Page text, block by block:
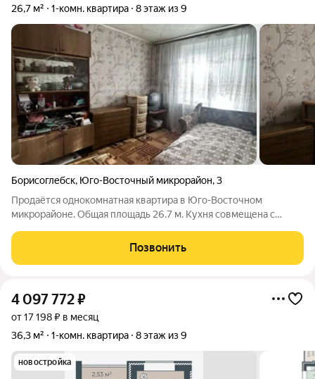
26,7 м² 1-комн. квартира 8 этаж из 9
Борисоглебск, Юго-Восточный микрорайон,3
Продаётся однокомнатная квартира в Юго-Восточном
микрорайоне. Общая площадь 26.7 м. Кухня совмещена с
Планировка: однокомнатная. Площадь: 26.7 м Этаж: 8 Лифт:
пассажирский Санузел:
Позвонить
4 097 772₽
от 17 198 ₽ в месяц
36,3 м²
1-комн. квартира 8 этаж из 9
новостройка